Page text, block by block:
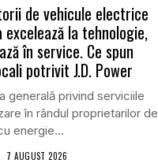
de vehicule electrice
excelează la tehnologie,
în service. Ce spun
potrivit J.D. Power
generală privind serviciile
în rândul proprietarilor de
energie...
7 AUGUST 2026